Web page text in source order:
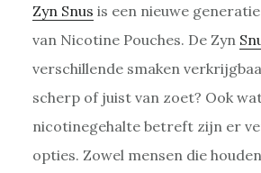
Zyn Snus is een nieuwe
van Nicotine Pouches. De Zyn
verschillende smaken
scherp of juist van zoet? Ook
nicotinegehalte betreft zijn er
opties. Zowel mensen die